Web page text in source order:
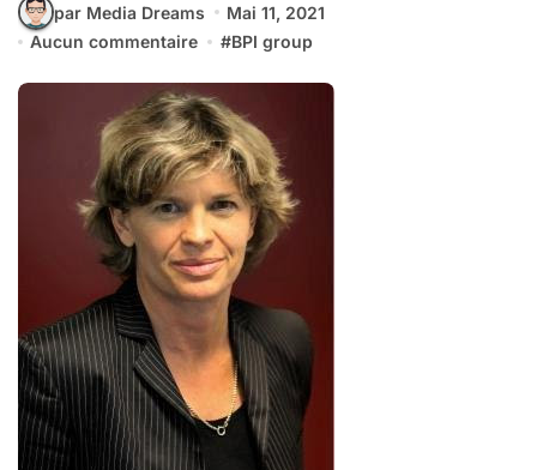
par Media Dreams
Mai 11, 2021
Aucun commentaire
#BPI group